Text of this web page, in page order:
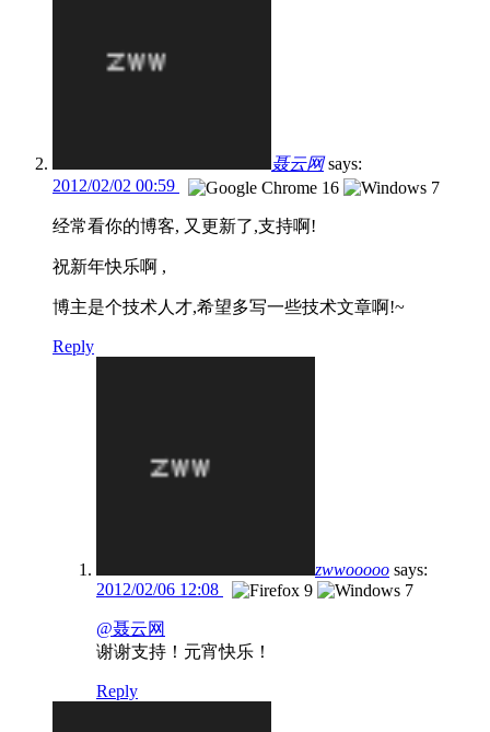
聂云网 says:
2012/02/02 00:59
经常看你的博客, 又更新了,支持啊!
祝新年快乐啊 ,
博主是个技术人才,希望多写一些技术文章啊!~
Reply
zwwooooo says:
2012/02/06 12:08
@聂云网
谢谢支持！元宵快乐！
Reply